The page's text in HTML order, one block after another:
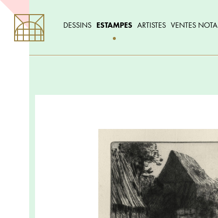
DESSINS ESTAMPES ARTISTES VENTES